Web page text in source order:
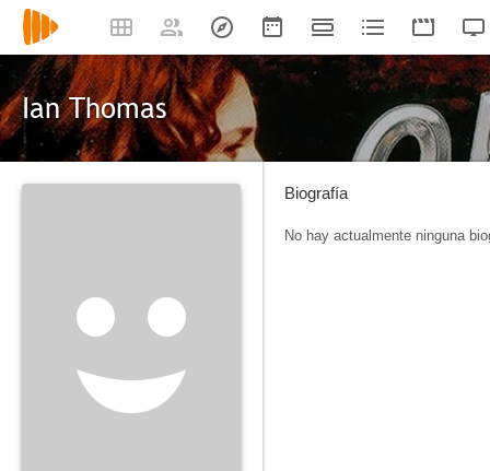
Ian Thomas
Biografía
No hay actualmente ninguna